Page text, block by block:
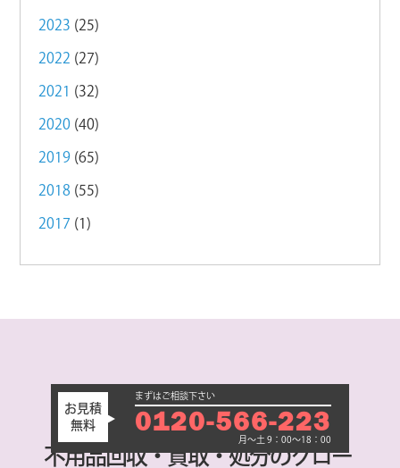
2023 (25)
2022 (27)
2021 (32)
2020 (40)
2019 (65)
2018 (55)
2017 (1)
お見積
無料
まずはご相談下さい
0120-566-223
月～土 9：00～18：00
不用品回収・買取・処分のグロー